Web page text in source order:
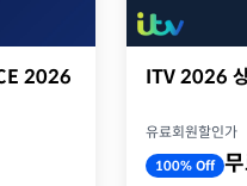
2026
ITV 2026
유료회원할인가
100% Off